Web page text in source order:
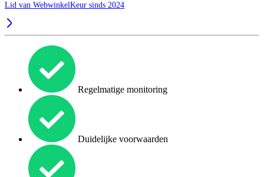
Lid van WebwinkelKeur sinds 2024
Regelmatige monitoring
Duidelijke voorwaarden